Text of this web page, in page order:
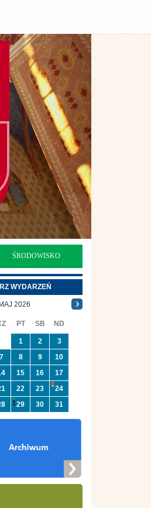
ŚRODOWISKO
WYDARZEŃ
MAJ 2026
PT SB ND
1 2
3
7 8 9
10
15 16
17
22 23
24
29 30 31